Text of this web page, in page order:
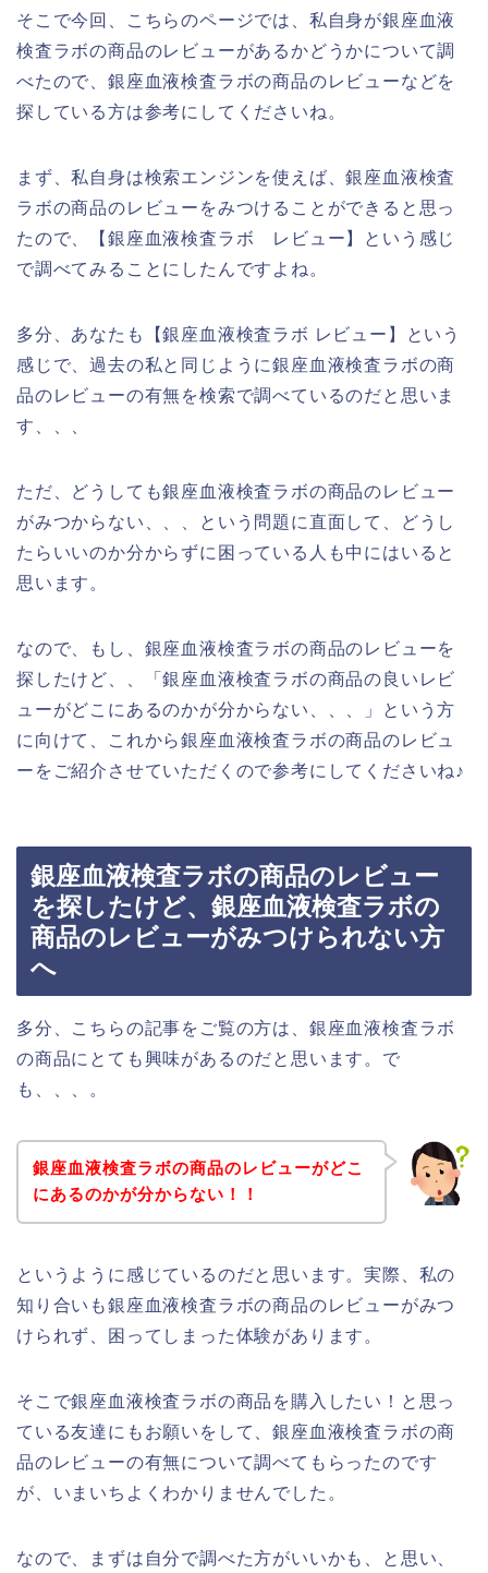
そこで今回、こちらのページでは、私自身が銀座血液
検査ラボの商品のレビューがあるかどうかについて調
べたので、銀座血液検査ラボの商品のレビューなどを
探している方は参考にしてくださいね。
まず、私自身は検索エンジンを使えば、銀座血液検査
ラボの商品のレビューをみつけることができると思っ
たので、【銀座血液検査ラボ レビュー】という感じ
で調べてみることにしたんですよね。
多分、あなたも【銀座血液検査ラボ レビュー】という
感じで、過去の私と同じように銀座血液検査ラボの商
品のレビューの有無を検索で調べているのだと思いま
す、、、
ただ、どうしても銀座血液検査ラボの商品のレビュー
がみつからない、、、という問題に直面して、どうし
たらいいのか分からずに困っている人も中にはいると
思います。
なので、もし、銀座血液検査ラボの商品のレビューを
探したけど、、「銀座血液検査ラボの商品の良いレビ
ューがどこにあるのかが分からない、、、」という方
に向けて、これから銀座血液検査ラボの商品のレビュ
ーをご紹介させていただくので参考にしてくださいね♪
銀座血液検査ラボの商品のレビュー
を探したけど、銀座血液検査ラボの
商品のレビューがみつけられない方
へ
多分、こちらの記事をご覧の方は、銀座血液検査ラボ
の商品にとても興味があるのだと思います。で
も、、、。
銀座血液検査ラボの商品のレビューがどこ
にあるのかが分からない！！
というように感じているのだと思います。実際、私の
知り合いも銀座血液検査ラボの商品のレビューがみつ
けられず、困ってしまった体験があります。
そこで銀座血液検査ラボの商品を購入したい！と思っ
ている友達にもお願いをして、銀座血液検査ラボの商
品のレビューの有無について調べてもらったのです
が、いまいちよくわかりませんでした。
なので、まずは自分で調べた方がいいかも、と思い、